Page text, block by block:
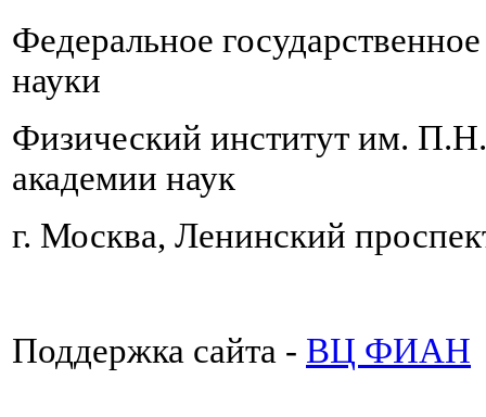
Федеральное
науки
Физический институт им.
академии наук
г. Москва, Ленинский
Поддержка сайта - ВЦ ФИАН